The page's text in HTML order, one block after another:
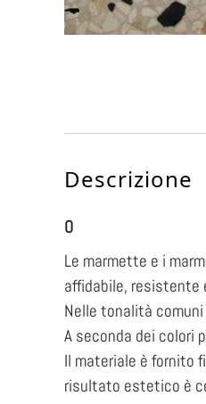
Descrizione
O
Le marmette e i
affidabile, resistente
Nelle tonalità
A seconda dei colori
Il materiale è fornito
risultato estetico è